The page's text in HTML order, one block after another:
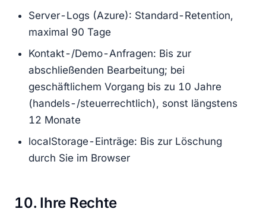
Server-Logs (Azure): Standard-Retention,
maximal 90 Tage
Kontakt-/Demo-Anfragen: Bis zur
abschließenden Bearbeitung; bei
geschäftlichem Vorgang bis zu 10 Jahre
(handels-/steuerrechtlich), sonst längstens
12 Monate
localStorage-Einträge: Bis zur Löschung
durch Sie im Browser
10. Ihre Rechte